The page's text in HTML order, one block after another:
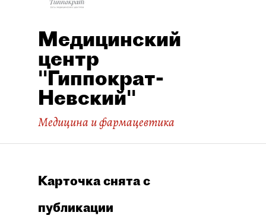
Медицинский
центр
"Гиппократ-
Невский"
Медицина и фармацевтика
Карточка снята с
публикации